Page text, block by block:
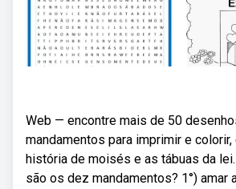
Web — encontre mais de 50
mandamentos para imprimir e
história de moisés e as tábuas da
são os dez mandamentos? 1°) amar